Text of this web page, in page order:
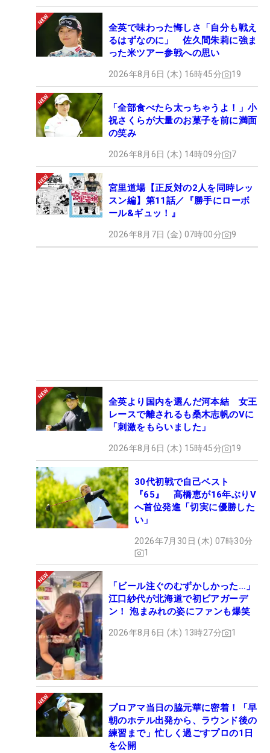
全英で味わった悔しさ「自分も戦え
るはずなのに」 佐久間朱莉に強ま
った米ツアー参戦への思い
2026年8月6日 (木) 16時45分 19
「全部食べたら太っちゃうよ！」小
祝さくらが大量のお菓子を前に満面
の笑み
2026年8月6日 (木) 14時09分 7
宮里道場【正反対の2人を同時レッ
スン編】第11話／『勝手にローボ
ール&ギュッ！』
2026年8月7日 (金) 07時00分 9
全英より国内を選んだ河本結 女王
レースで離されるも桑木志帆のVに
「刺激をもらいました」
2026年8月6日 (木) 15時45分 19
30代初戦で自己ベスト
『65』 髙橋恵が16年ぶりV
へ首位発進「切実に優勝した
い」
2026年7月30日 (木) 07時30分
1
「ビール注ぐのむずかしかった…」
江口紗代が北海道で初ビアガーデ
ン！ 泡まみれの姿にファンも爆笑
2026年8月6日 (木) 13時27分 1
プロアマ当日の脇元華に密着！「早
朝のホテル出発から、ラウンド後の
練習まで」忙しく過ごすプロの1日
を公開